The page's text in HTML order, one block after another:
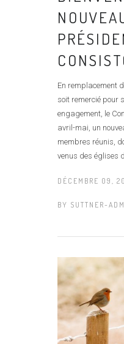
En remplacement
soit remercié pour
engagement, le
avril-mai, un
membres réunis,
venus des églises
DÉCEMBRE 09,
BY SUTTNER-